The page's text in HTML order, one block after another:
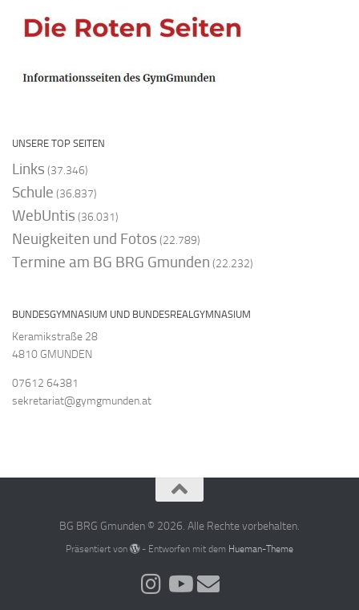
UNSERE TOP SEITEN
Links (37.346)
Schule (36.837)
WebUntis (36.031)
Neuigkeiten und Fotos (22.789)
Termine am BG BRG Gmunden (22.232)
BUNDESGYMNASIUM UND BUNDESREALGYMNASIUM
Keramikstraße 28
4810 GMUNDEN
07612 64381
sekretariat@gymgmunden.at
BG BRG Gmunden © 2026. Alle Rechte vorbehalten.
Präsentiert von - Entworfen mit dem Hueman-Theme